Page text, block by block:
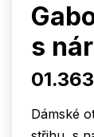
s
Dámské